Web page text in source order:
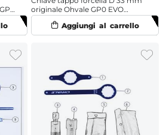
originale Ohvale GP0 EVO
(2022-2025)